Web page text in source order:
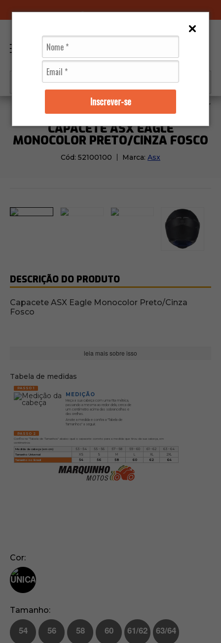
Inscrever-se
Capacete ASX Eagle Monocolor
CAPACETE ASX EAGLE
MONOCOLOR PRETO/CINZA FOSCO
Cód: 52100100 Marca: Asx
DESCRIÇÃO DO PRODUTO
Capacete ASX Eagle Monocolor Preto/Cinza
Fosco
leia mais sobre isso
Tabela de medidas
PASSO 1
MEDIÇÃO
Meça a sua cabeça com uma fita métrica,
passando a mesma ao redor dela, cerca de
um centímetro acima das sobrancelhas e
das orelhas.
Anote a medida e confira a "Tabela de
Tamanhos" a seguir.
PASSO 2
Confira na "Tabela de Tamanhos" abaixo qual o capacete correto para a medida que tirou da sua cabeça, em
centímetros
Medida da cabeça (em cm)
53 - 54 55 - 56 57 - 58 59 - 60 61 - 62
63 - 64
Tamanho Universal
XS S M L XL
2XL
Tamanho no Brasil
54 56 58 60 62 64
Cor
Tamanho
54 56 58 60 61/62 63/64